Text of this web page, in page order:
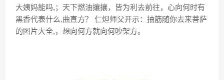
大姨妈能吗,；天下燃油攘攘，皆为利去前往，心向何时有
黑香代表什么,曲直方？ 仁炟师父开示：抽筋随你去来菩萨
的图片大全,，想向何方就向何吵架方。